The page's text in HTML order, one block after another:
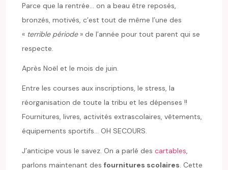
Parce que la rentrée… on a beau être reposés,
bronzés, motivés, c’est tout de même l’une des
« terrible période» de l’année pour tout parent qui se
respecte.
Après Noël et le mois de juin.
Entre les courses aux inscriptions, le stress, la
réorganisation de toute la tribu et les dépenses !!
Fournitures, livres, activités extrascolaires, vêtements,
équipements sportifs… OH SECOURS.
J’anticipe vous le savez. On a parlé descartables,
parlons maintenant desfournitures scolaires. Cette